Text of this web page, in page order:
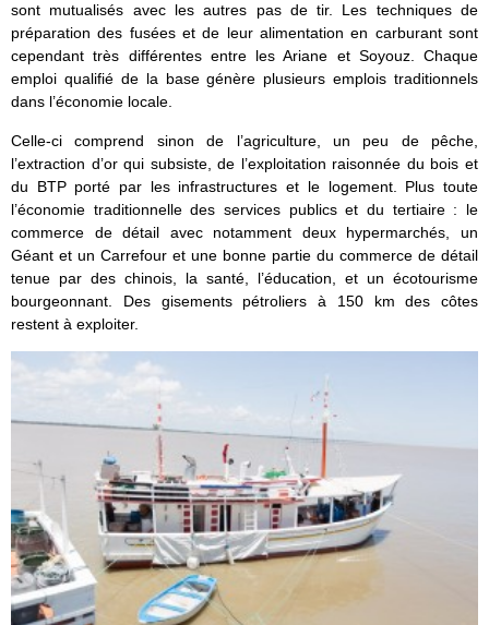
sont mutualisés avec les autres pas de tir. Les techniques de
préparation des fusées et de leur alimentation en carburant sont
cependant très différentes entre les Ariane et Soyouz. Chaque
emploi qualifié de la base génère plusieurs emplois traditionnels
dans l’économie locale.
Celle-ci comprend sinon de l’agriculture, un peu de pêche,
l’extraction d’or qui subsiste, de l’exploitation raisonnée du bois et
du BTP porté par les infrastructures et le logement. Plus toute
l’économie traditionnelle des services publics et du tertiaire : le
commerce de détail avec notamment deux hypermarchés, un
Géant et un Carrefour et une bonne partie du commerce de détail
tenue par des chinois, la santé, l’éducation, et un écotourisme
bourgeonnant. Des gisements pétroliers à 150 km des côtes
restent à exploiter.